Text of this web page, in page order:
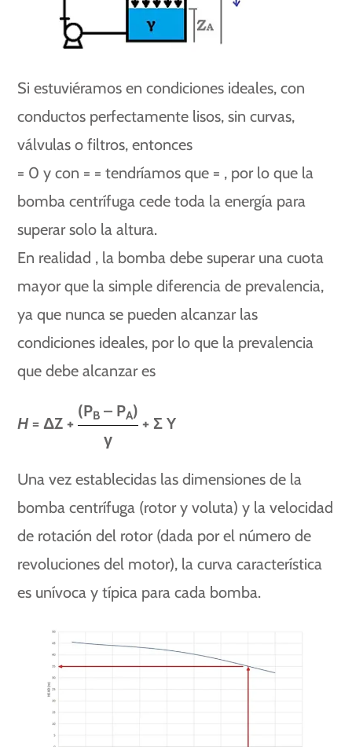
Si estuviéramos en condiciones ideales, con
conductos perfectamente lisos, sin curvas,
válvulas o filtros, entonces
= 0 y con = = tendríamos que = , por lo que la
bomba centrífuga cede toda la energía para
superar solo la altura.
En realidad , la bomba debe superar una cuota
mayor que la simple diferencia de prevalencia,
ya que nunca se pueden alcanzar las
condiciones ideales, por lo que la prevalencia
que debe alcanzar es
H = ΔZ +
(PB – PA)
γ
+ Σ Y
Una vez establecidas las dimensiones de la
bomba centrífuga (rotor y voluta) y la velocidad
de rotación del rotor (dada por el número de
revoluciones del motor), la curva característica
es unívoca y típica para cada bomba.